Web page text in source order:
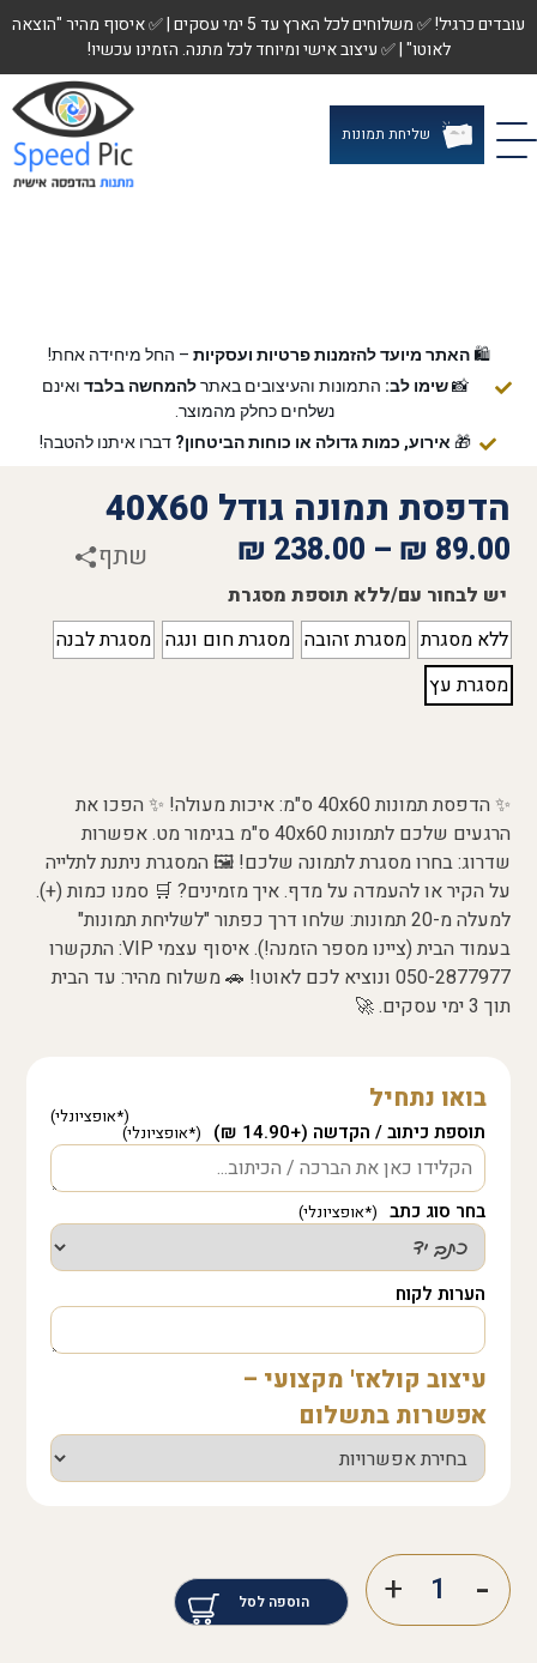
עובדים כרגיל! ✅ משלוחים לכל הארץ עד 5 ימי עסקים | ✅ איסוף מהיר "הוצאה
לאוטו" | ✅ עיצוב אישי ומיוחד לכל מתנה. הזמינו עכשיו!
שליחת תמונות
🛍️האתר מיועד להזמנות פרטיות ועסקיות – החל מיחידה אחת!
📸שימו לב: התמונות והעיצובים באתרלהמחשה בלבד ואינם
נשלחים כחלק מהמוצר.
🎁 אירוע, כמות גדולה או כוחות הביטחון? דברו איתנו להטבה!
הדפסת תמונה גודל 40X60
89.00
₪
–
238.00
₪ שתף
יש לבחור עם/ללא תוספת מסגרת
ללא מסגרת מסגרת זהובה מסגרת חום ונגה מסגרת לבנה
מסגרת עץ
✨ הדפסת תמונות 40x60 ס"מ: איכות מעולה! ✨ הפכו את
הרגעים שלכם לתמונות 40x60 ס"מ בגימור מט. אפשרות
שדרוג: בחרו מסגרת לתמונה שלכם! 🖼️ המסגרת ניתנת לתלייה
על הקיר או להעמדה על מדף. איך מזמינים? 🛒 סמנו כמות (+).
למעלה מ-20 תמונות: שלחו דרך כפתור "לשליחת תמונות"
בעמוד הבית (ציינו מספר הזמנה!). איסוף עצמי VIP: התקשרו
050-2877977 ונוציא לכם לאוטו! 🚗 משלוח מהיר: עד הבית
תוך 3 ימי עסקים. 🚀
בואו נתחיל
תוספת כיתוב / הקדשה (+14.90 ₪)
בחר סוג כתב
הערות לקוח
עיצוב קולאז' מקצועי –
אפשרות בתשלום
הוספה לסל